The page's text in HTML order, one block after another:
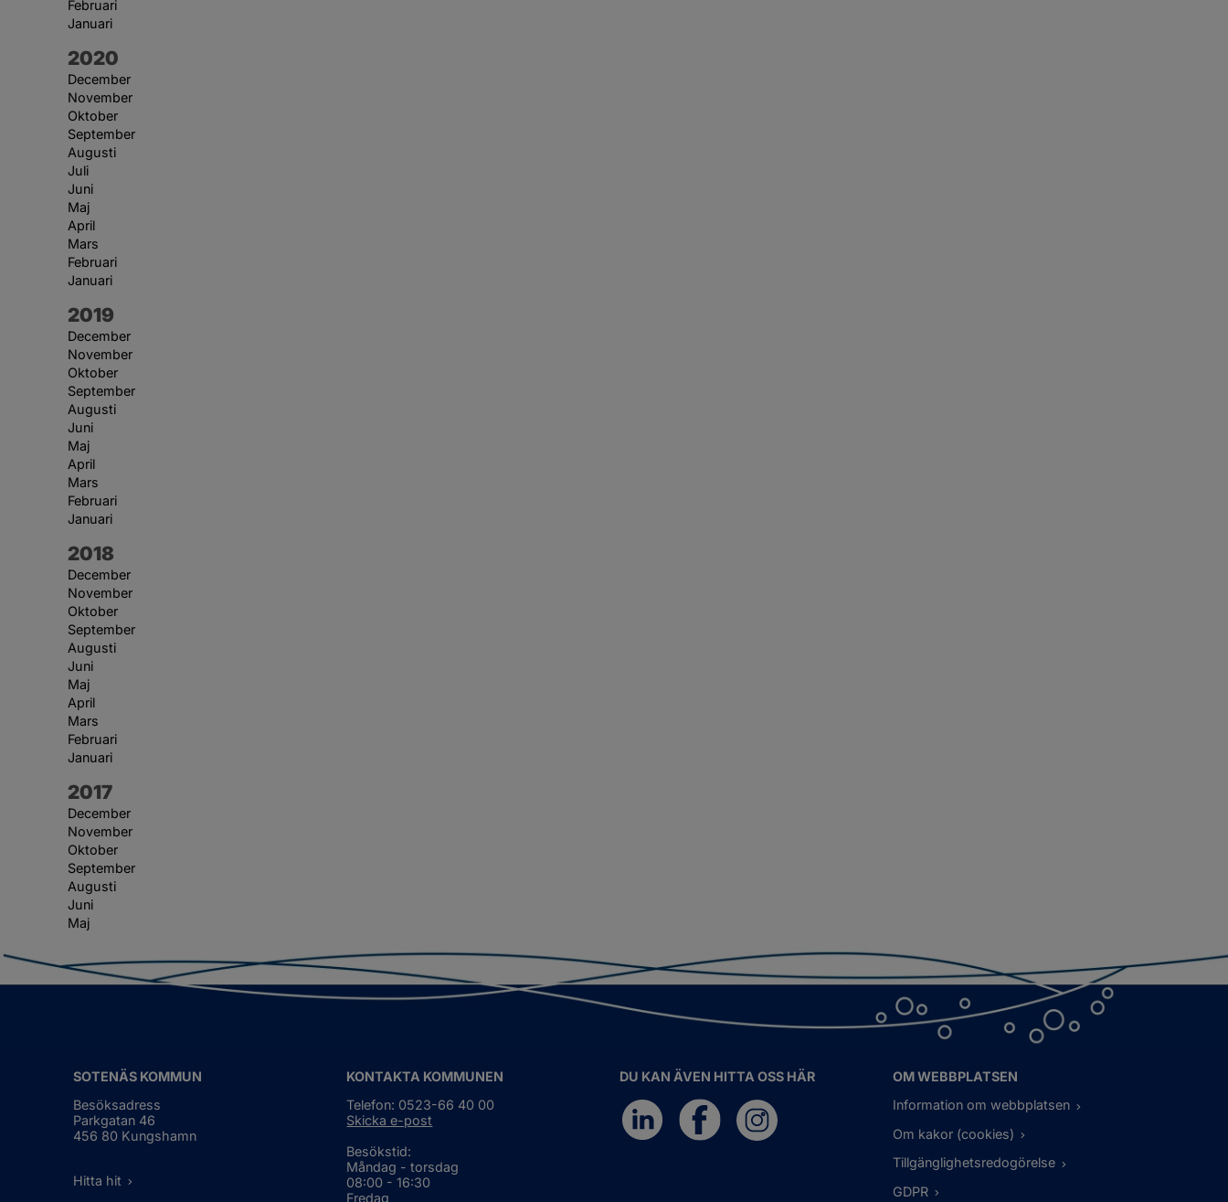
Februari
Januari
År:
2020
December
November
Oktober
September
Augusti
Juli
Juni
Maj
April
Mars
Februari
Januari
År:
2019
December
November
Oktober
September
Augusti
Juni
Maj
April
Mars
Februari
Januari
År:
2018
December
November
Oktober
September
Augusti
Juni
Maj
April
Mars
Februari
Januari
År:
2017
December
November
Oktober
September
Augusti
Juni
Maj
SOTENÄS KOMMUN
Besöksadress
Parkgatan 46
456 80 Kungshamn
Hitta hit
KONTAKTA KOMMUNEN
Telefon: 0523-66 40 00
Skicka e-post
Besökstid:
Måndag - torsdag
08:00 - 16:30
Fredag
DU KAN ÄVEN HITTA OSS HÄR
OM WEBBPLATSEN
Information om webbplatsen
Om kakor (cookies)
Tillgänglighetsredogörelse
GDPR